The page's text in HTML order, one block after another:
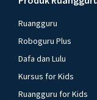
Ruangguru
Roboguru Plus
Dafa dan Lulu
Kursus for Kids
Ruangguru for Kids